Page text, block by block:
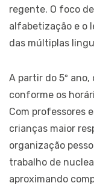
regente. O foco
alfabetização e o
das múltiplas
A partir do 5º
conforme os
Com professores
crianças maior
organização
trabalho de
aproximando